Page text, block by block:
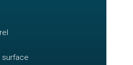
surface